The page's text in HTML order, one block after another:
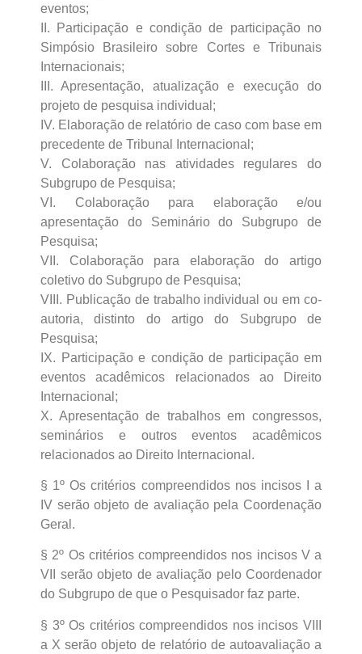
eventos;
II. Participação e condição de participação no
Simpósio Brasileiro sobre Cortes e Tribunais
Internacionais;
III. Apresentação, atualização e execução do
projeto de pesquisa individual;
IV. Elaboração de relatório de caso com base em
precedente de Tribunal Internacional;
V. Colaboração nas atividades regulares do
Subgrupo de Pesquisa;
VI. Colaboração para elaboração e/ou
apresentação do Seminário do Subgrupo de
Pesquisa;
VII. Colaboração para elaboração do artigo
coletivo do Subgrupo de Pesquisa;
VIII. Publicação de trabalho individual ou em co-
autoria, distinto do artigo do Subgrupo de
Pesquisa;
IX. Participação e condição de participação em
eventos acadêmicos relacionados ao Direito
Internacional;
X. Apresentação de trabalhos em congressos,
seminários e outros eventos acadêmicos
relacionados ao Direito Internacional.
§ 1º Os critérios compreendidos nos incisos I a
IV serão objeto de avaliação pela Coordenação
Geral.
§ 2º Os critérios compreendidos nos incisos V a
VII serão objeto de avaliação pelo Coordenador
do Subgrupo de que o Pesquisador faz parte.
§ 3º Os critérios compreendidos nos incisos VIII
a X serão objeto de relatório de autoavaliação a